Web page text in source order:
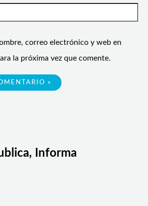
correo electrónico y web en
la próxima vez que comente.
Informa